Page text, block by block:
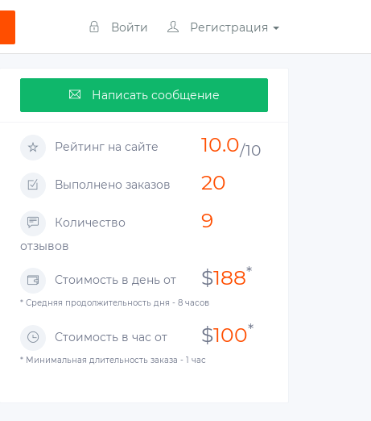
Войти Регистрация
Написать сообщение
Рейтинг на сайте 10.0/10
Выполнено заказов 20
Количество
отзывов
9
Стоимость в день от $188*
* Средняя продолжительность дня - 8 часов
Стоимость в час от $100*
* Минимальная длительность заказа - 1 час